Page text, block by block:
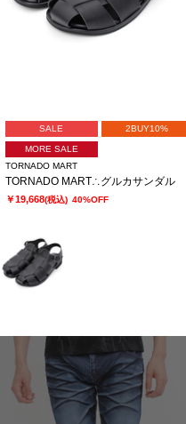
SALE 2BUY10%
MORE SALE
TORNADO MART
TORNADO MART∴グルカサンダル
￥19,668(税込) 40%OFF